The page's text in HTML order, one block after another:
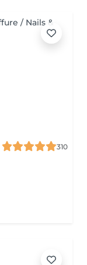
310